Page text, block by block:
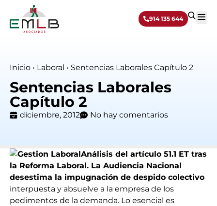
914 135 644
Inicio • Laboral • Sentencias Laborales Capítulo 2
Sentencias Laborales
Capítulo 2
diciembre, 2012 No hay comentarios
Análisis del artículo 51.1 ET tras
la Reforma Laboral. La Audiencia Nacional
desestima la impugnación de despido colectivo
interpuesta y absuelve a la empresa de los
pedimentos de la demanda. Lo esencial es